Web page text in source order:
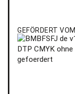
GEFÖRDERT VOM